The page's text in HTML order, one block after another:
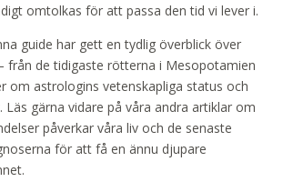
omtolkas för att passa den tid vi lever i.
guide har gett en tydlig överblick över
från de tidigaste rötterna i Mesopotamien
om astrologins vetenskapliga status och
Läs gärna vidare på våra andra artiklar om
påverkar våra liv och de senaste
för att få en ännu djupare